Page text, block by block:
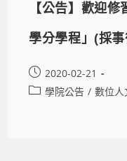
【公告】歡迎
學分學程」(採
2020-02-21
學院公告 / 數位人